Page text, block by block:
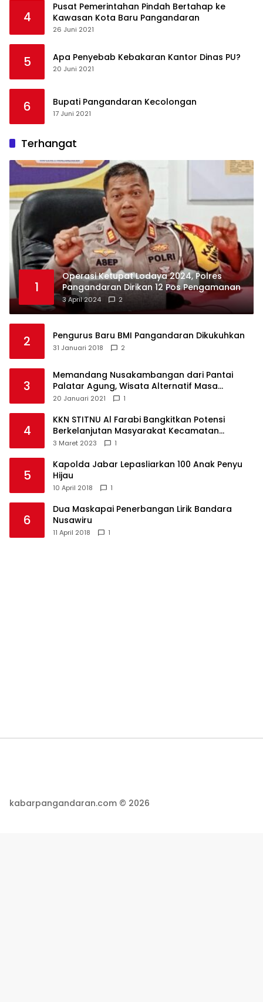
4
Pusat Pemerintahan Pindah Bertahap ke
Kawasan Kota Baru Pangandaran
26 Juni 2021
5 Apa Penyebab Kebakaran Kantor Dinas PU?
20 Juni 2021
6 Bupati Pangandaran Kecolongan
17 Juni 2021
Terhangat
1
Operasi Ketupat Lodaya 2024, Polres
Pangandaran Dirikan 12 Pos Pengamanan
3 April 2024 2
2 Pengurus Baru BMI Pangandaran Dikukuhkan
31 Januari 2018 2
3
Memandang Nusakambangan dari Pantai
Palatar Agung, Wisata Alternatif Masa
Pandemi
20 Januari 2021 1
4
KKN STITNU Al Farabi Bangkitkan Potensi
Berkelanjutan Masyarakat Kecamatan
Langkaplancar
3 Maret 2023 1
5
Kapolda Jabar Lepasliarkan 100 Anak Penyu
Hijau
10 April 2018 1
6
Dua Maskapai Penerbangan Lirik Bandara
Nusawiru
11 April 2018 1
kabarpangandaran.com © 2026